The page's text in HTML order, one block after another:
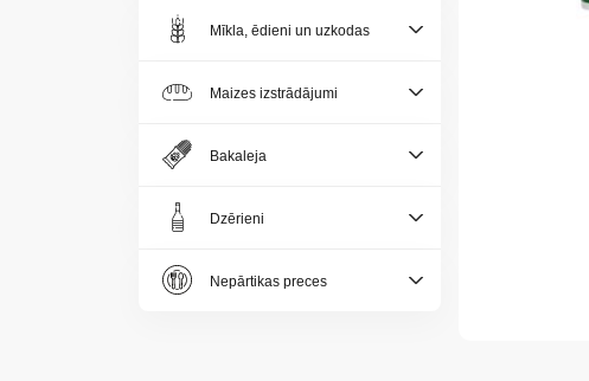
Mīkla, ēdieni un uzkodas
Maizes izstrādājumi
Bakaleja
Dzērieni
Nepārtikas preces